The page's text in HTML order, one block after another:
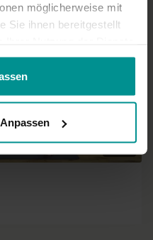
möglicherweise mit
Sie ihnen bereitgestellt